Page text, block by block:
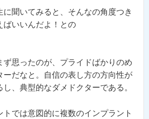
に聞いてみると、そんなの角度つき
ばいいんだよ！との
ず思ったのが、プライドばかりのめ
ーだなと。自信の表し方の方向性が
、典型的なダメドクターである。
トでは意図的に複数のインプラント